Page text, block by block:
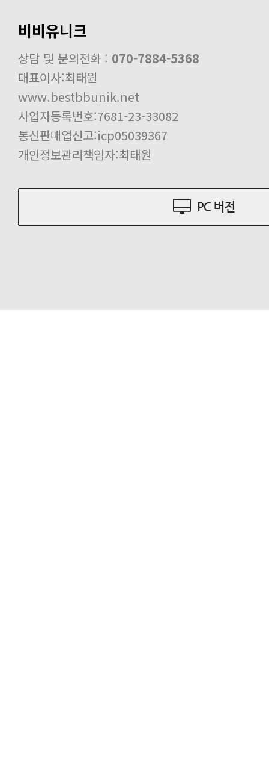
최고급버전의 하이앤드 상품 주문
디도스 공격으로 인해 게시판 삭제
PC버전/모바일버전 리뉴얼 (보수)
배송진행 중 세관심사 보류 공지
비비유니크
상담 및 문의전화 : 070-7884-5368
대표이사:최태원
www.bestbbunik.net
사업자등록번호:7681-23-33082
통신판매업신고:icp05039367
개인정보관리책임자:최태원